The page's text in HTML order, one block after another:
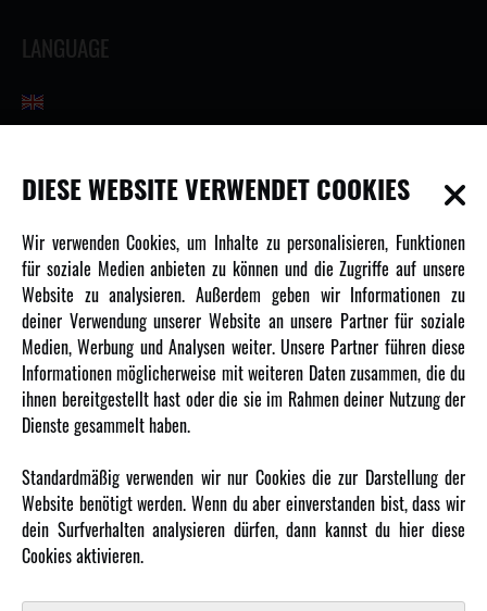
LANGUAGE
INFORMATIONEN
Newsletter
Über uns
Karriere
Amewi Kataloge
MEHR VON AMEWI
AMXRacing - Qualitäts RC-Zubehör
Amewi Construction - Nutzfahrzeuge
Malinos - Die kreative Seite von Amewi
Werden Sie Amewi Händler
DIESE WEBSITE VERWENDET COOKIES
Wir verwenden Cookies, um Inhalte zu personalisieren, Funktionen
für soziale Medien anbieten zu können und die Zugriffe auf unsere
Website zu analysieren. Außerdem geben wir Informationen zu
deiner Verwendung unserer Website an unsere Partner für soziale
Medien, Werbung und Analysen weiter. Unsere Partner führen diese
Informationen möglicherweise mit weiteren Daten zusammen, die du
ihnen bereitgestellt hast oder die sie im Rahmen deiner Nutzung der
Dienste gesammelt haben.
Standardmäßig verwenden wir nur Cookies die zur Darstellung der
Website benötigt werden. Wenn du aber einverstanden bist, dass wir
dein Surfverhalten analysieren dürfen, dann kannst du hier diese
Cookies aktivieren.